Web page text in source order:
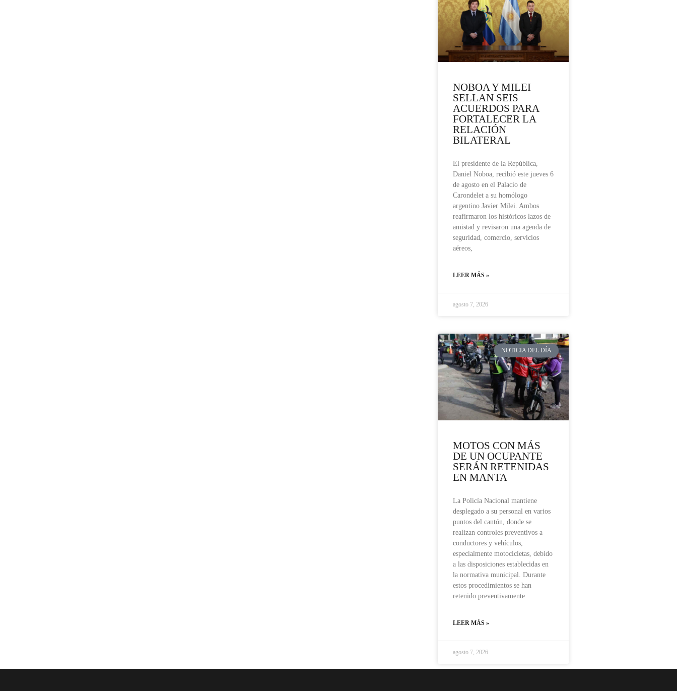
NOBOA Y MILEI
SELLAN SEIS
ACUERDOS PARA
FORTALECER LA
RELACIÓN
BILATERAL
El presidente de la República,
Daniel Noboa, recibió este jueves 6
de agosto en el Palacio de
Carondelet a su homólogo
argentino Javier Milei. Ambos
reafirmaron los históricos lazos de
amistad y revisaron una agenda de
seguridad, comercio, servicios
aéreos,
LEER MÁS »
agosto 7, 2026
NOTICIA DEL DÍA
MOTOS CON MÁS
DE UN OCUPANTE
SERÁN RETENIDAS
EN MANTA
La Policía Nacional mantiene
desplegado a su personal en varios
puntos del cantón, donde se
realizan controles preventivos a
conductores y vehículos,
especialmente motocicletas, debido
a las disposiciones establecidas en
la normativa municipal. Durante
estos procedimientos se han
retenido preventivamente
LEER MÁS »
agosto 7, 2026